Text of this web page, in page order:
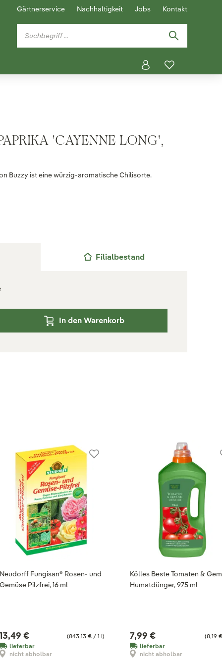
Gärtnerservice Nachhaltigkeit Jobs Kontakt
'CAYENNE LONG',
Buzzy ist eine würzig-aromatische Chilisorte.
Filialbestand
In den Warenkorb
Neudorff Fungisan® Rosen- und
Gemüse Pilzfrei, 16 ml
(843,13 € / 1 l)
13,49 €
lieferbar
nicht abholbar
Kölles Beste Tomaten &
Humatdünger, 975 ml
(8,19
7,99 €
lieferbar
nicht abholbar